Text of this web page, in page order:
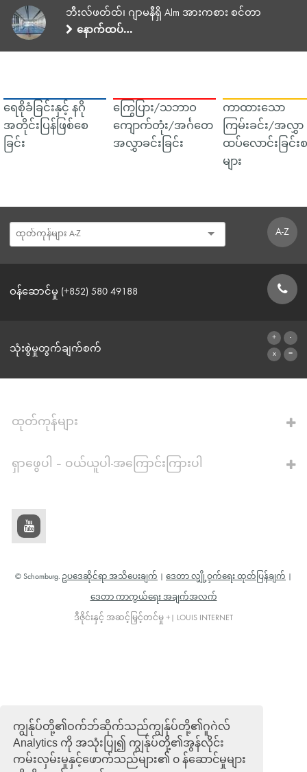
ကျွန်ုပ်တို့၏ဝက်ဘ်ဆိုက်သည်ကျွန်ုပ်တို့၏ဂူဂဲလ်
Analytics ကို အသုံးပြု၍ ကျွန်ုပ်တို့၏အွန်လိုင်း
ကမ်းလှမ်းမှုနှင့်ဖောက်သည်များ၏ ၀ န်ဆောင်မှုများ
ဘီးလ်ဖတ်ထ်၊ ဂျာမနီရှိ Alm အားကစား စင်တာ
နောက်ထပ်…
ရေစိုခံခြင်းနှင့် နဂို
အတိုင်းပြန်ဖြစ်စေ
ခြင်း
ကြွေပြား/သဘာဝ
ကျောက်တုံး/အင်္ဂတေ
အလွှာခင်းခြင်း
ကာထားသော
ကြမ်းခင်း/အလွှာ
ထပ်လောင်းခြင်း
များ
A-Z
ဝန်ဆောင်မှု (+852) 580 49188
သုံးစွဲမှုတွက်ချက်စက်
ထုတ်ကုန်များ
ရှာဖွေပါ – ဝယ်ယူပါ-အကြောင်းကြားပါ
© Schomburg. ဥပဒေဆိုင်ရာ အသိပေးချက် ဒေတာ လျှို့ဝှက်ရေး ထုတ်ပြန်ချက်
ဒေတာ ကာကွယ်ရေး အချက်အလက်
ဒီဇိုင်းနှင့် အဆင့်မြှင့်တင်မှု +| LOUIS INTERNET